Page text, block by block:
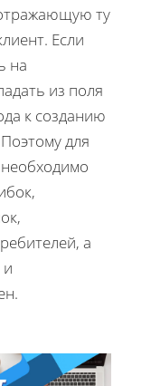
ту
Если
на
из поля
к созданию
для
а
и